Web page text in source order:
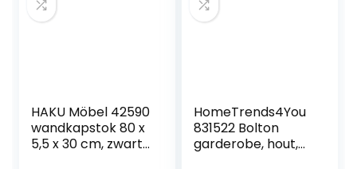
HAKU Möbel 42590
wandkapstok 80 x
5,5 x 30 cm, zwart
HomeTrends4You
831522 Bolton
garderobe, hout,